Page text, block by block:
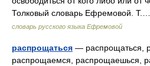
Толковый словарь Ефремовой.
словарь русского языка Ефремовой
распрощаться — распрощаться,
распрощаемся, распрощаешься,